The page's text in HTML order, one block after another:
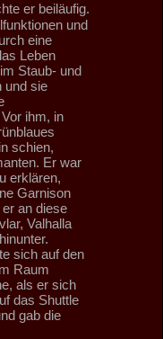
er beiläufig.
und
eine
Leben
Staub- und
und sie
ihm, in
schien,
Er war
erklären,
Garnison
an diese
Valhalla
sich auf den
Raum
als er sich
das Shuttle
gab die